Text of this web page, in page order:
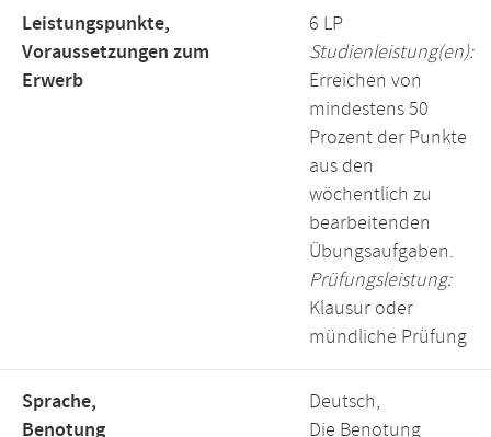
Leistungspunkte,
Voraussetzungen zum
Erwerb
6 LP
Studienleistung(en):
Erreichen von
mindestens 50
Prozent der Punkte
aus den
wöchentlich zu
bearbeitenden
Übungsaufgaben.
Prüfungsleistung:
Klausur oder
mündliche Prüfung
Sprache,
Benotung
Deutsch,
Die Benotung